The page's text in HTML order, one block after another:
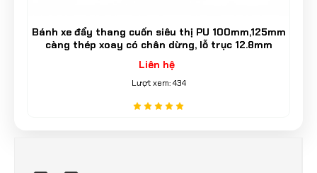
Bánh xe đẩy thang cuốn siêu thị PU 100mm,125mm
càng thép xoay có chân dừng, lỗ trục 12.8mm
Liên hệ
Lượt xem: 434